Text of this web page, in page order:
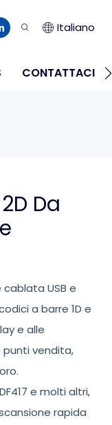
Italiano
CONTATTACI
Da
USB e
a barre 1D e
e alle
punti vendita,
e molti altri,
rapida